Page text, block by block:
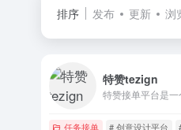
排序 发布 更新 浏
特赞tezign
任务接单 # 创意设计平台